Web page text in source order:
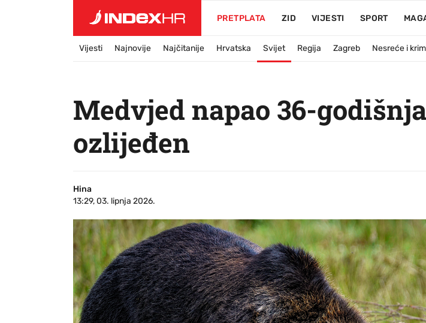
PRETPLATA ZID VIJESTI SPORT
Vijesti Najnovije Najčitanije Hrvatska Svijet Regija Zagreb Nesreće i
Medvjed napao 36-
ozlijeđen
Hina
13:29, 03. lipnja 2026.